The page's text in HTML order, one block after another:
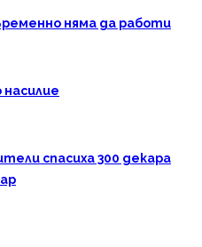
няма да работи
спасиха 300 декара